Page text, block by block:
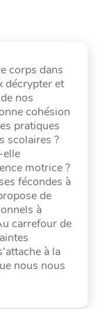
corps dans
décrypter et
nos
cohésion
pratiques
scolaires ?
elle
motrice ?
fécondes à
de
à
carrefour de
à la
nous nous